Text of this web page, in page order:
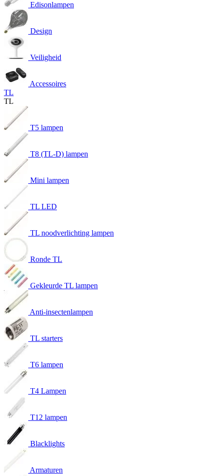
Edisonlampen
Design
Veiligheid
Accessoires
TL
TL
T5 lampen
T8 (TL-D) lampen
Mini lampen
TL LED
TL noodverlichting lampen
Ronde TL
Gekleurde TL lampen
Anti-insectenlampen
TL starters
T6 lampen
T4 Lampen
T12 lampen
Blacklights
Armaturen